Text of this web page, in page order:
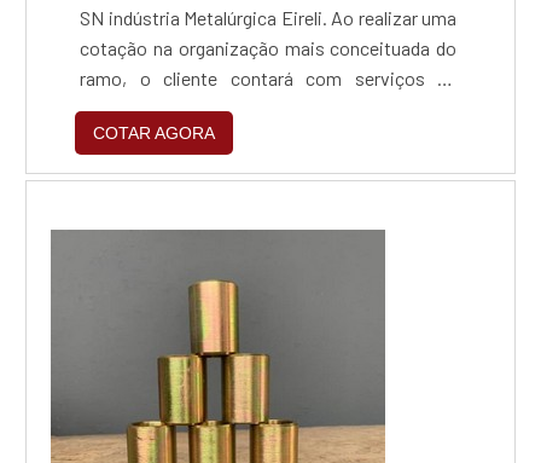
SN indústria Metalúrgica Eireli. Ao realizar uma
cotação na organização mais conceituada do
ramo, o cliente contará com serviços de
excelência e o suporte de especialistas para
sanar eventuais dúvidas.Quando o tema é
zincagem preta, com a SN indústria
custo-benefício e um design completo de
COTAR AGORA